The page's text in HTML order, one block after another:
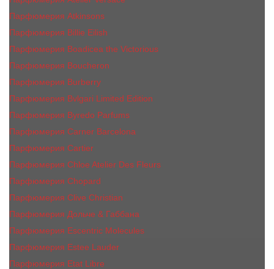
Парфюмерия Atkinsons
Парфюмерия Billie Eilish
Парфюмерия Boadicea the Victorious
Парфюмерия Boucheron
Парфюмерия Burberry
Парфюмерия Bvlgari Limited Edition
Парфюмерия Byredo Parfums
Парфюмерия Carner Barcelona
Парфюмерия Cartier
Парфюмерия Chloe Atelier Des Fleurs
Парфюмерия Сhopard
Парфюмерия Clive Christian
Парфюмерия Дольче & Габбана
Парфюмерия Escentric Molecules
Парфюмерия Estee Lаudеr
Парфюмерия Etat Libre